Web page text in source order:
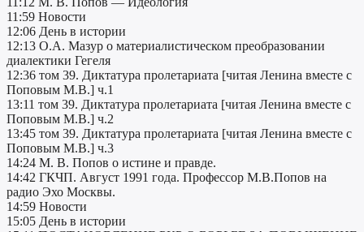
11:59 Новости
12:06 День в истории
12:13 О.А. Мазур о материалистическом преобразовании
диалектики Гегеля
12:36 том 39. Диктатура пролетариата [читая Ленина вместе с
Поповым М.В.] ч.1
13:11 том 39. Диктатура пролетариата [читая Ленина вместе с
Поповым М.В.] ч.2
13:45 том 39. Диктатура пролетариата [читая Ленина вместе с
Поповым М.В.] ч.3
14:24 М. В. Попов о истине и правде.
14:42 ГКЧП. Август 1991 года. Профессор М.В.Попов на
радио Эхо Москвы.
14:59 Новости
15:05 День в истории